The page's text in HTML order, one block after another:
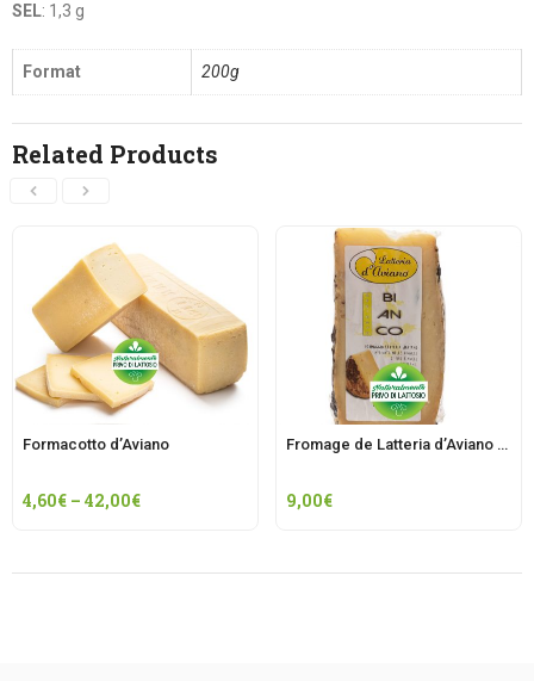
SEL: 1,3 g
Format 200g
Related Products
Formacotto d’Aviano
4,60€ – 42,00€
Fromage de Latteria d’Aviano affiné en “baies blanches”.
9,00€